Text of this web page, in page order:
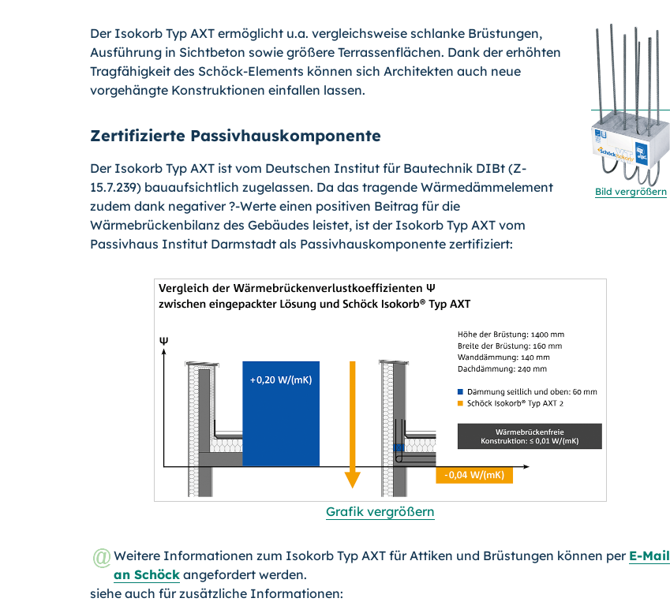
Bild vergrößern
Der Isokorb Typ AXT ermöglicht u.a. vergleichsweise schlanke Brüstungen,
Ausführung in Sichtbeton sowie größere Terras­senflächen. Dank der erhöhten
Tragfähigkeit des Schöck-Ele­ments können sich Architekten auch neue
vorgehängte Kon­struktionen einfallen lassen.
Zertifizierte Passivhauskomponente
Der Isokorb Typ AXT ist vom Deutschen Institut für Bautechnik DIBt (Z-
15.7.239) bauaufsichtlich zugelassen. Da das tragen­de Wärmedämmelement
zudem dank negativer ?-Werte einen positiven Beitrag für die
Wärmebrückenbilanz des Gebäudes leistet, ist der Isokorb Typ AXT vom
Passivhaus Institut Darm­stadt als Passivhauskomponente zertifiziert:
Grafik vergrößern
Weitere Informationen zum Isokorb Typ AXT für Attiken und Brüstungen können per E-Mail
an Schöck angefordert werden.
siehe auch für zusätzliche Informationen: